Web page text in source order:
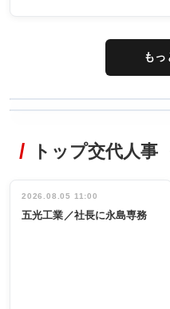
もっ
非鉄業界で
インタビュ
ー／社内ア
タックトレー
祝う 業界関
係者ら220人
出席
トップ交代人事
2026.08.05 11:00
五光工業／社長に永島専務